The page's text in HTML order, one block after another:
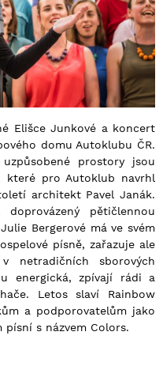
Elišce Junkové a koncert
domu Autoklubu ČR.
prostory jsou
které pro Autoklub navrhl
architekt Pavel Janák.
pětičlennou
Bergerové má ve svém
písně, zařazuje ale
netradičních sborových
energická, zpívají rádi a
Letos slaví Rainbow
a podporovatelům jako
s názvem Colors.